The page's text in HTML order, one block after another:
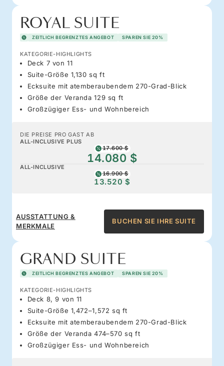
ROYAL SUITE
ZEITLICH BEGRENZTES ANGEBOT SPAREN SIE 20%
KATEGORIE-HIGHLIGHTS
Deck 7 von 11
Suite-Größe 1,130 sq ft
Ecksuite mit atemberaubendem 270-Grad-Blick
Größe der Veranda 129 sq ft
Großzügiger Ess- und Wohnbereich
DIE PREISE PRO GAST AB
ALL-INCLUSIVE PLUS
17.600 $
14.080 $
ALL-INCLUSIVE
16.900 $
13.520 $
AUSSTATTUNG &
MERKMALE
BUCHEN SIE IHRE SUITE
GRAND SUITE
ZEITLICH BEGRENZTES ANGEBOT SPAREN SIE 20%
KATEGORIE-HIGHLIGHTS
Deck 8, 9 von 11
Suite-Größe 1,472–1,572 sq ft
Ecksuite mit atemberaubendem 270-Grad-Blick
Größe der Veranda 474–570 sq ft
Großzügiger Ess- und Wohnbereich